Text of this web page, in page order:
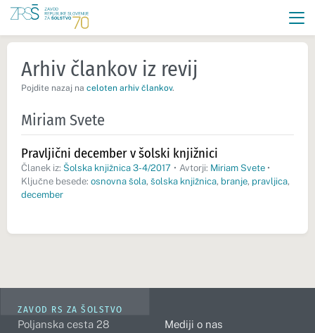
Arhiv člankov iz revij
Pojdite nazaj na celoten arhiv člankov.
Miriam Svete
Pravljični december v šolski knjižnici
Članek iz: Šolska knjižnica 3-4/2017 • Avtorji: Miriam Svete •
Ključne besede: osnovna šola, šolska knjižnica, branje, pravljica,
december
ZAVOD RS ZA ŠOLSTVO
Poljanska cesta 28
Mediji o nas